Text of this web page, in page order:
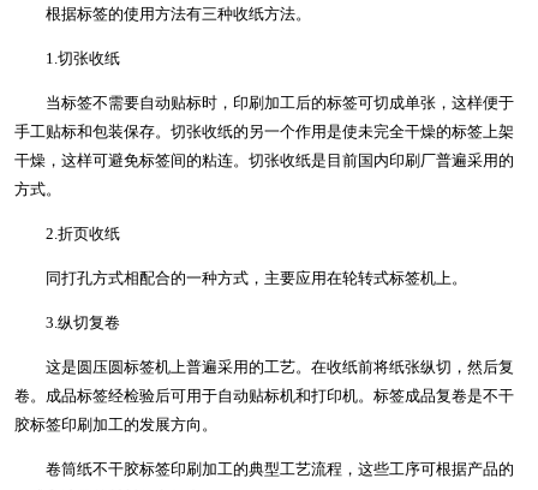
根据标签的使用方法有三种收纸方法。
1.切张收纸
当标签不需要自动贴标时，印刷加工后的标签可切成单张，这样便于
手工贴标和包装保存。切张收纸的另一个作用是使未完全干燥的标签上架
干燥，这样可避免标签间的粘连。切张收纸是目前国内印刷厂普遍采用的
方式。
2.折页收纸
同打孔方式相配合的一种方式，主要应用在轮转式标签机上。
3.纵切复卷
这是圆压圆标签机上普遍采用的工艺。在收纸前将纸张纵切，然后复
卷。成品标签经检验后可用于自动贴标机和打印机。标签成品复卷是不干
胶标签印刷加工的发展方向。
卷筒纸不干胶标签印刷加工的典型工艺流程，这些工序可根据产品的